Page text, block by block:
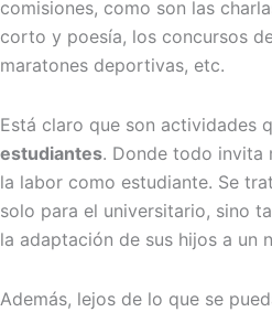
comisiones, como son las
corto y poesía, los concursos
maratones deportivas, etc.
Está claro que son actividades
estudiantes. Donde todo invita
la labor como estudiante. Se
solo para el universitario, sino
la adaptación de sus hijos a un
Además, lejos de lo que se